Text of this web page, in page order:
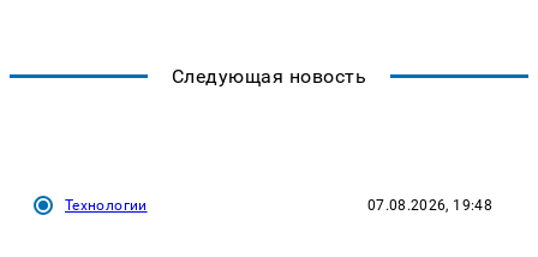
Следующая новость
Технологии 07.08.2026, 19:48